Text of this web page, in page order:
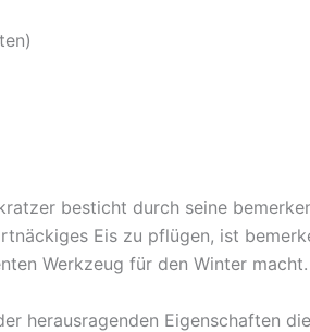
besticht durch seine
Eis zu pflügen, ist
Werkzeug für den Winter macht.
herausragenden Eigenschaften